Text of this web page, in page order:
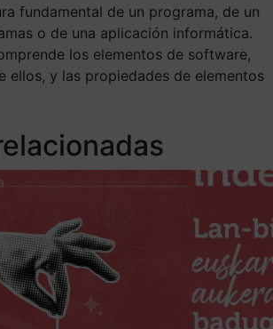
fundamental de un programa, de un
o de una aplicación informática.
los elementos de software,
ellos, y las propiedades de elementos